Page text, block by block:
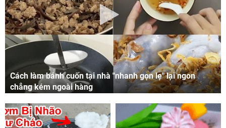
Cách làm bánh cuốn tại nhà "nhanh gọn lẹ" lại ngon
chẳng kém ngoài hàng